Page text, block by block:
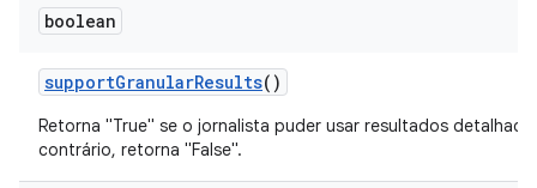
boolean
supportGranularResults()
Retorna "True" se o jornalista puder usar resultados
contrário, retorna "False".